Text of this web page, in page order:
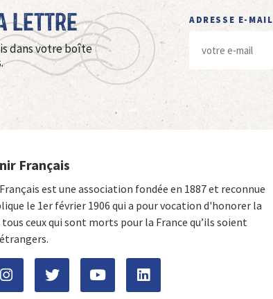
Lettre
dans votre boîte
ADRESSE E-MAIL
Français
est une association fondée en 1887 et reconnue
le 1er février 1906 qui a pour vocation d'honorer la
ceux qui sont morts pour la France qu’ils soient